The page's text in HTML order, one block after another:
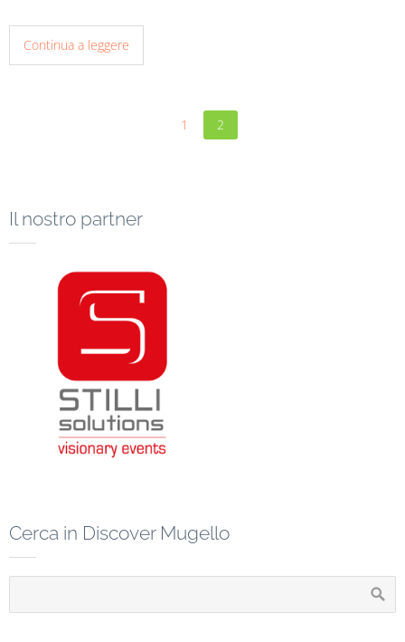
Continua a leggere
1 2
Il nostro partner
Cerca in Discover Mugello